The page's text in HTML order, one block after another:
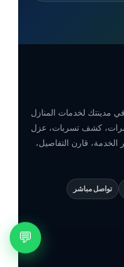
💬
مدينتك لخدمات المنازل
كشف تسربات، عزل
قارن التفاصيل،
تواصل مباشر